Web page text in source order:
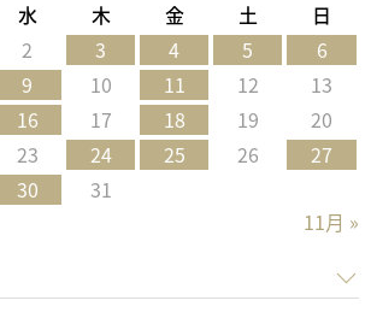
水 木 金 土 日
11月 »
2 3 4 5
6
9 10 11 12
13
16 17 18 19
20
23 24 25 26
27
30 31